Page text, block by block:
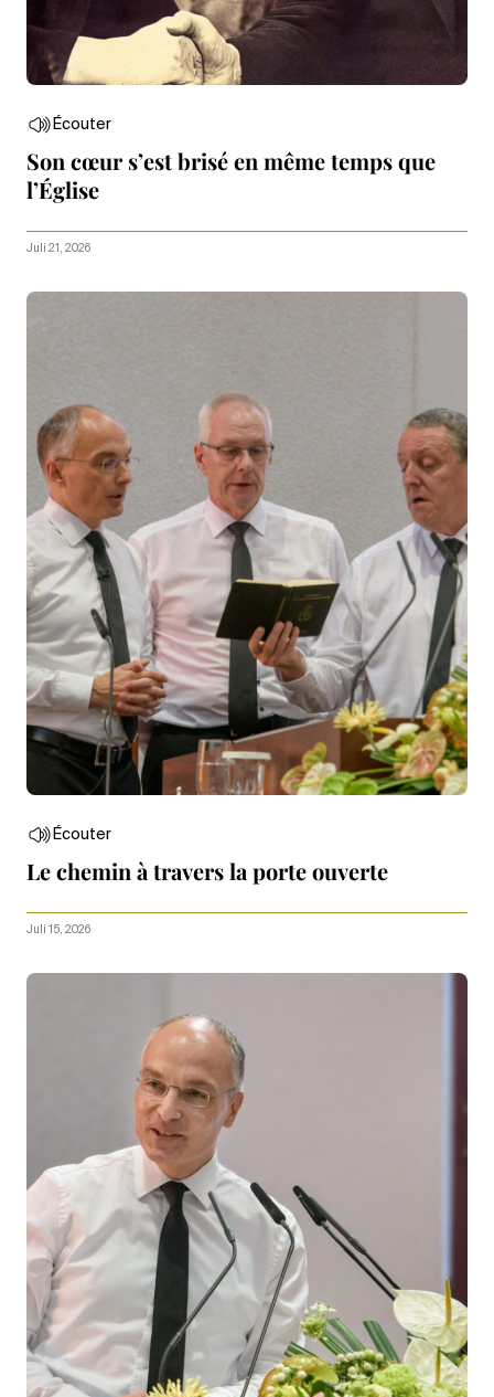
Écouter
Son cœur s’est brisé en même temps que
l’Église
Juli 21, 2026
Écouter
Le chemin à travers la porte ouverte
Juli 15, 2026